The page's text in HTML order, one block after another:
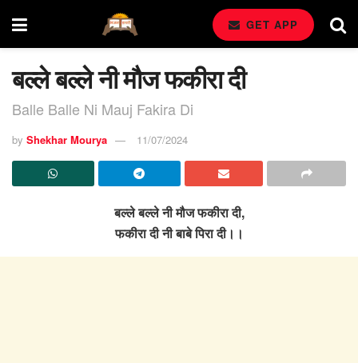
GET APP
बल्ले बल्ले नी मौज फकीरा दी
Balle Balle Ni Mauj Fakira Di
by Shekhar Mourya 11/07/2024
बल्ले बल्ले नी मौज फकीरा दी,
फकीरा दी नी बाबे पिरा दी।।